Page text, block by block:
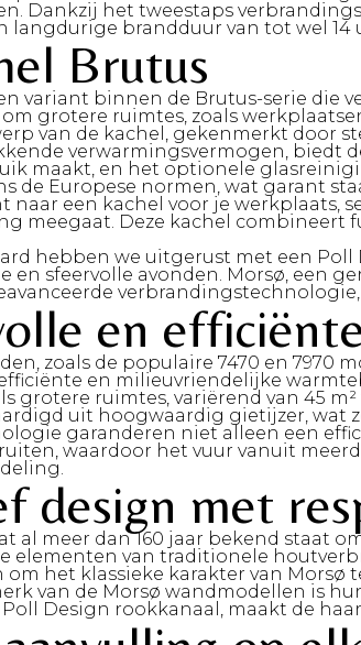
Dankzij het tweestaps
langdurige brandduur van tot wel
Brutus
variant binnen de Brutus-serie die
grotere ruimtes, zoals
van de kachel, gekenmerkt door
verwarmingsvermogen, biedt
maakt, en het optionele
de Europese normen, wat garant
naar een kachel voor je werkplaats,
meegaat. Deze kachel
hebben we uitgerust met een
en sfeervolle avonden. Morsø, een
en
zoals de populaire 7470 en
en milieuvriendelijke
grotere ruimtes, variërend van 45 m²
uit hoogwaardig gietijzer,
garanderen niet alleen een
waardoor het vuur vanuit
design met
al meer dan 160 jaar bekend staat
elementen van traditionele
het klassieke karakter van
van de Morsø wandmodellen is
Design rookkanaal, maakt de